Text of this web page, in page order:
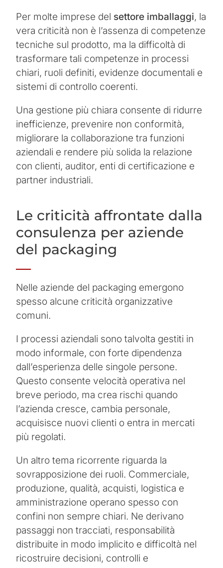
Per molte imprese del settore imballaggi, la
vera criticità non è l’assenza di competenze
tecniche sul prodotto, ma la difficoltà di
trasformare tali competenze in processi
chiari, ruoli definiti, evidenze documentali e
sistemi di controllo coerenti.
Una gestione più chiara consente di ridurre
inefficienze, prevenire non conformità,
migliorare la collaborazione tra funzioni
aziendali e rendere più solida la relazione
con clienti, auditor, enti di certificazione e
partner industriali.
Le criticità affrontate dalla
consulenza per aziende
del packaging
Nelle aziende del packaging emergono
spesso alcune criticità organizzative
comuni.
I processi aziendali sono talvolta gestiti in
modo informale, con forte dipendenza
dall’esperienza delle singole persone.
Questo consente velocità operativa nel
breve periodo, ma crea rischi quando
l’azienda cresce, cambia personale,
acquisisce nuovi clienti o entra in mercati
più regolati.
Un altro tema ricorrente riguarda la
sovrapposizione dei ruoli. Commerciale,
produzione, qualità, acquisti, logistica e
amministrazione operano spesso con
confini non sempre chiari. Ne derivano
passaggi non tracciati, responsabilità
distribuite in modo implicito e difficoltà nel
ricostruire decisioni, controlli e